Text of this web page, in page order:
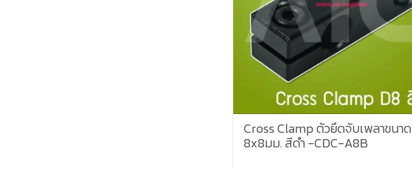
Cross Clamp ตัวยึดจับเพลาขนาด
8x8มม. สีดำ -CDC-A8B